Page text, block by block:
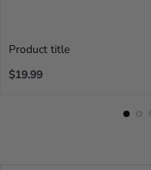
Product title
Regular
$19.99